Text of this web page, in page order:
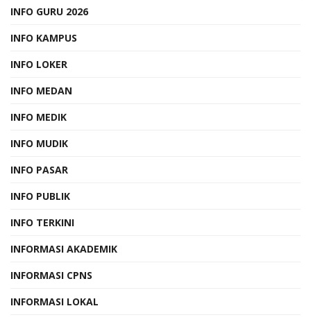
INFO GURU 2026
INFO KAMPUS
INFO LOKER
INFO MEDAN
INFO MEDIK
INFO MUDIK
INFO PASAR
INFO PUBLIK
INFO TERKINI
INFORMASI AKADEMIK
INFORMASI CPNS
INFORMASI LOKAL